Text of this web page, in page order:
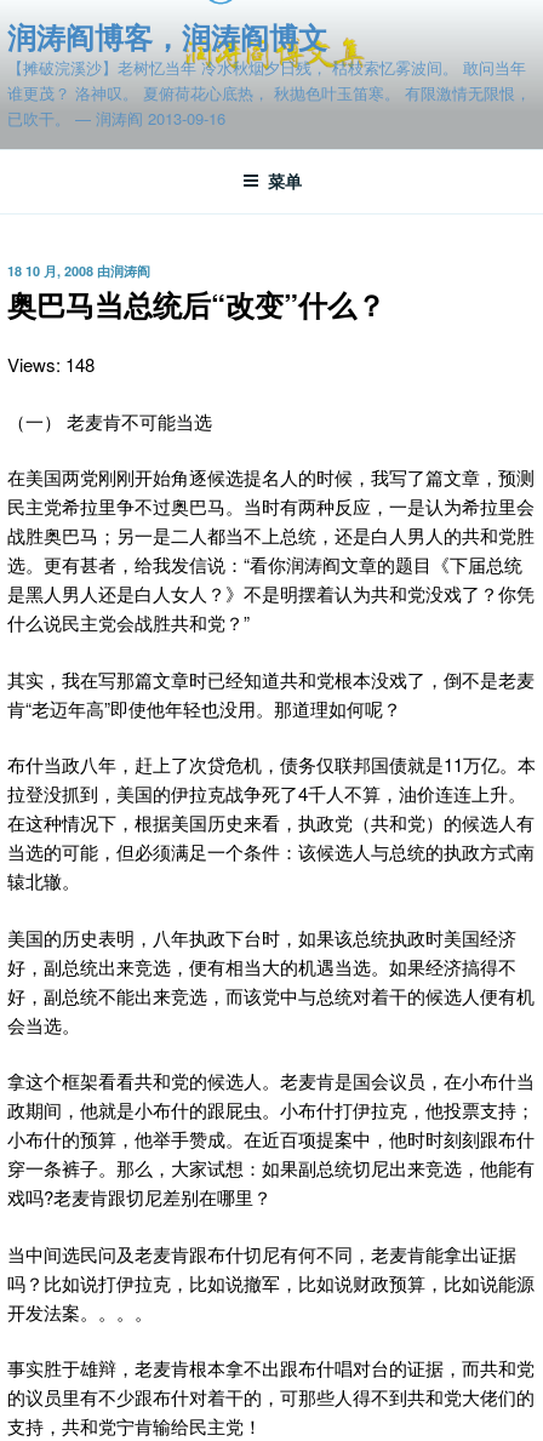
至
容
润涛阎博客，润涛阎博文
【摊破浣溪沙】老树忆当年 冷水秋烟夕日残， 枯枝索忆雾波间。 敢问当年
谁更茂？ 洛神叹。 夏俯荷花心底热， 秋抛色叶玉笛寒。 有限激情无限恨，
已吹干。 — 润涛阎 2013-09-16
菜单
发
布
于
18 10 月, 2008 由润涛阎
奥巴马当总统后“改变”什么？
Views: 148
（一） 老麦肯不可能当选
在美国两党刚刚开始角逐候选提名人的时候，我写了篇文章，预测
民主党希拉里争不过奥巴马。当时有两种反应，一是认为希拉里会
战胜奥巴马；另一是二人都当不上总统，还是白人男人的共和党胜
选。更有甚者，给我发信说：“看你润涛阎文章的题目《下届总统
是黑人男人还是白人女人？》不是明摆着认为共和党没戏了？你凭
什么说民主党会战胜共和党？”
其实，我在写那篇文章时已经知道共和党根本没戏了，倒不是老麦
肯“老迈年高”即使他年轻也没用。那道理如何呢？
布什当政八年，赶上了次贷危机，债务仅联邦国债就是11万亿。本
拉登没抓到，美国的伊拉克战争死了4千人不算，油价连连上升。
在这种情况下，根据美国历史来看，执政党（共和党）的候选人有
当选的可能，但必须满足一个条件：该候选人与总统的执政方式南
辕北辙。
美国的历史表明，八年执政下台时，如果该总统执政时美国经济
好，副总统出来竞选，便有相当大的机遇当选。如果经济搞得不
好，副总统不能出来竞选，而该党中与总统对着干的候选人便有机
会当选。
拿这个框架看看共和党的候选人。老麦肯是国会议员，在小布什当
政期间，他就是小布什的跟屁虫。小布什打伊拉克，他投票支持；
小布什的预算，他举手赞成。在近百项提案中，他时时刻刻跟布什
穿一条裤子。那么，大家试想：如果副总统切尼出来竞选，他能有
戏吗?老麦肯跟切尼差别在哪里？
当中间选民问及老麦肯跟布什切尼有何不同，老麦肯能拿出证据
吗？比如说打伊拉克，比如说撤军，比如说财政预算，比如说能源
开发法案。。。。
事实胜于雄辩，老麦肯根本拿不出跟布什唱对台的证据，而共和党
的议员里有不少跟布什对着干的，可那些人得不到共和党大佬们的
支持，共和党宁肯输给民主党！